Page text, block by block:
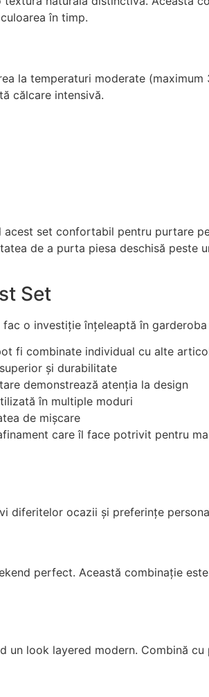
în timp.
la temperaturi moderate (maximum
călcare intensivă.
set confortabil pentru purtare
de a purta piesa deschisă peste
Set
o investiție înțeleaptă în garderoba
fi combinate individual cu alte
și durabilitate
demonstrează atenția la design
în multiple moduri
de mișcare
care îl face potrivit pentru
diferitelor ocazii și preferințe
perfect. Această combinație
look layered modern. Combină